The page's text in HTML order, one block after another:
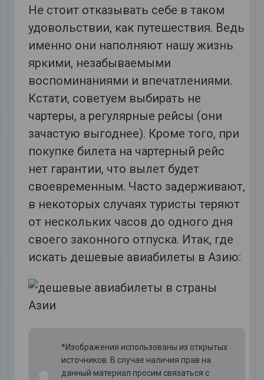
Не стоит отказывать себе в таком
удовольствии, как путешествия. Ведь
именно они наполняют нашу жизнь
яркими, незабываемыми
воспоминаниями и впечатлениями.
Кстати, советуем выбирать не
чартеры, а регулярные рейсы (они
зачастую выгоднее). Кроме того, при
покупке билета на чартерный рейс
нет гарантии, что вылет будет
своевременным. Часто задерживают,
в некоторых случаях туристы теряют
от нескольких часов до одного дня
своего законного отпуска. Итак, где
искать дешевые авиабилеты в Азию:
*Изображения использованы из открытых
источников. В случае наличия прав на
данный материал просим связаться с